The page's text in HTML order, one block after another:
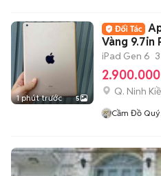
1 phút trước 5
Vàng 9.7in
iPad Gen 6
Q. Ninh
Cầm Đồ Quý